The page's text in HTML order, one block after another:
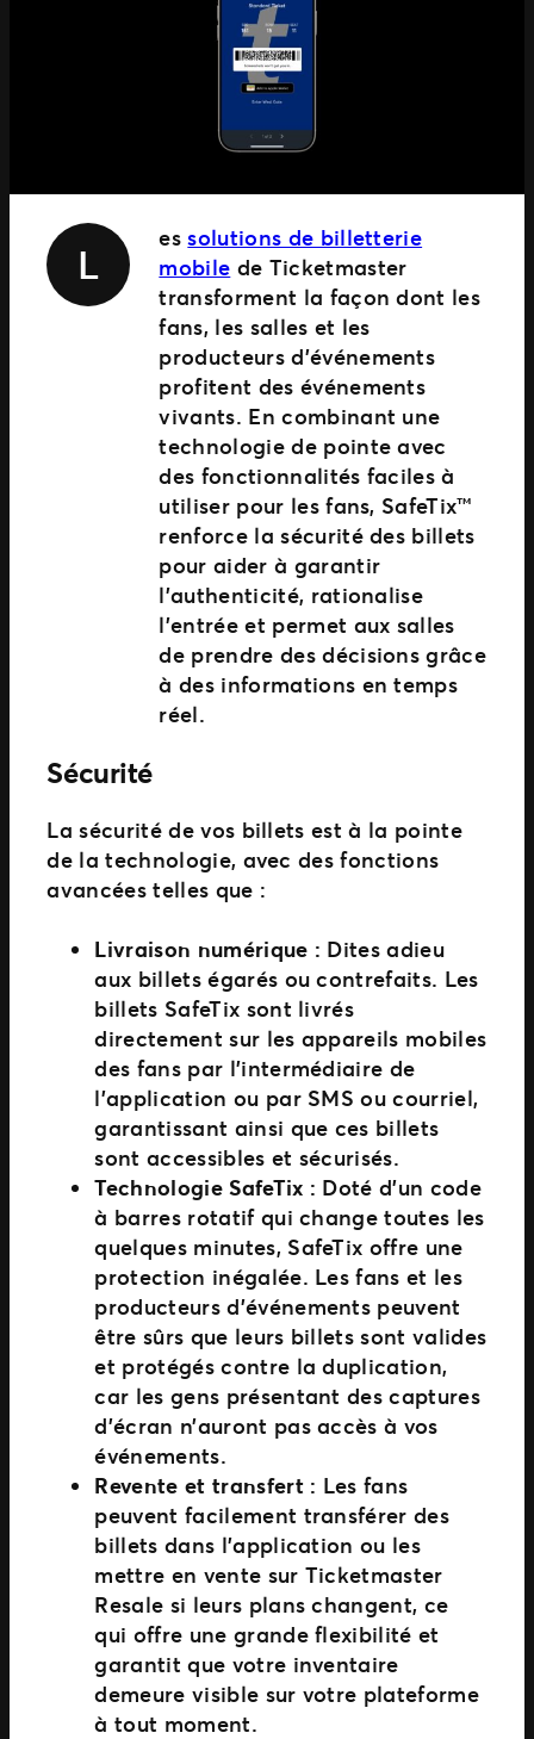
L
essolutions de billetterie
mobile de Ticketmaster
transforment la façon dont les
fans, les salles et les
producteurs d’événements
profitent des événements
vivants. En combinant une
technologie de pointe avec
des fonctionnalités faciles à
utiliser pour les fans, SafeTix™
renforce la sécurité des billets
pour aider à garantir
l’authenticité, rationalise
l’entrée et permet aux salles
de prendre des décisions grâce
à des informations en temps
réel.
Sécurité
La sécurité de vos billets est à la pointe
de la technologie, avec des fonctions
avancées telles que :
Livraison numérique : Dites adieu
aux billets égarés ou contrefaits. Les
billets SafeTix sont livrés
directement sur les appareils mobiles
des fans par l’intermédiaire de
l’application ou par SMS ou courriel,
garantissant ainsi que ces billets
sont accessibles et sécurisés.
Technologie SafeTix : Doté d’un code
à barres rotatif qui change toutes les
quelques minutes, SafeTix offre une
protection inégalée. Les fans et les
producteurs d’événements peuvent
être sûrs que leurs billets sont valides
et protégés contre la duplication,
car les gens présentant des captures
d’écran n’auront pas accès à vos
événements.
Revente et transfert : Les fans
peuvent facilement transférer des
billets dans l’application ou les
mettre en vente sur Ticketmaster
Resale si leurs plans changent, ce
qui offre une grande flexibilité et
garantit que votre inventaire
demeure visible sur votre plateforme
à tout moment.